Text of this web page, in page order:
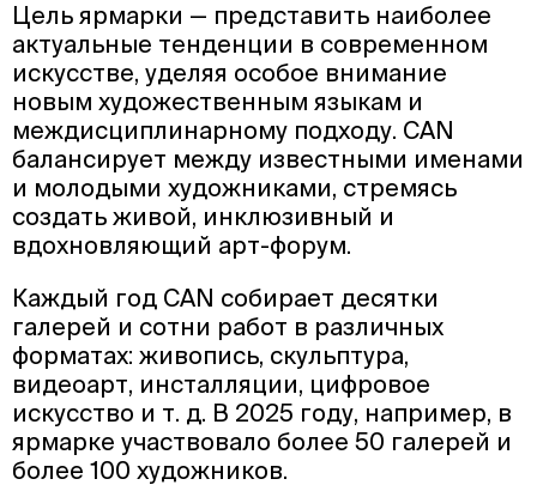
Цель ярмарки — представить наиболее
актуальные тенденции в современном
искусстве, уделяя особое внимание
новым художественным языкам и
междисциплинарному подходу. CAN
балансирует между известными именами
и молодыми художниками, стремясь
создать живой, инклюзивный и
вдохновляющий арт-форум.
Каждый год CAN собирает десятки
галерей и сотни работ в различных
форматах: живопись, скульптура,
видеоарт, инсталляции, цифровое
искусство и т. д. В 2025 году, например, в
ярмарке участвовало более 50 галерей и
более 100 художников.